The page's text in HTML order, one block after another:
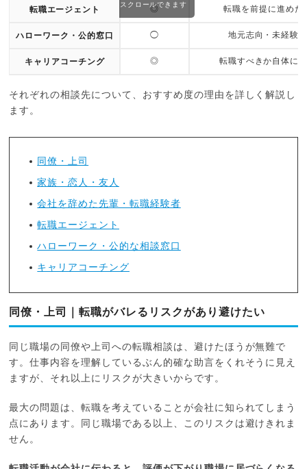
転職エージェント ◎ 転職を前提に進めた
ハローワーク・公的窓口 ◯ 地元志向・未経験
キャリアコーチング ◎ 転職すべきか自体に
スクロールできます
それぞれの相談先について、おすすめ度の理由を詳しく解説し
ます。
同僚・上司
家族・恋人・友人
会社を辞めた先輩・転職経験者
転職エージェント
ハローワーク・公的な相談窓口
キャリアコーチング
同僚・上司｜転職がバレるリスクがあり避けたい
同じ職場の同僚や上司への転職相談は、避けたほうが無難で
す。仕事内容を理解しているぶん的確な助言をくれそうに見え
ますが、それ以上にリスクが大きいからです。
最大の問題は、転職を考えていることが会社に知られてしまう
点にあります。同じ職場である以上、このリスクは避けきれま
せん。